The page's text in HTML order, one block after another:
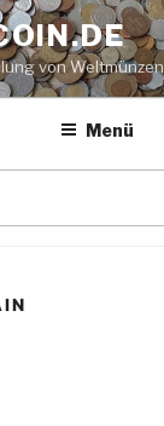
von Weltmünzen
Menü